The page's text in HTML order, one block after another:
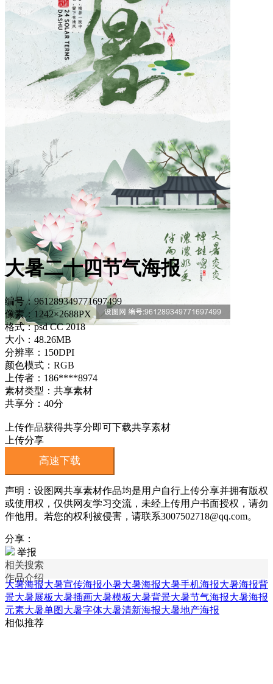
大暑二十四节气海报
编号：961289349771697499
像素：1242×2688PX
格式：psd CC 2018
大小：48.26MB
分辨率：150DPI
颜色模式：RGB
上传者：186****8974
素材类型：共享素材
共享分：40分
上传作品获得共享分即可下载共享素材
上传分享
高速下载
声明：设图网共享素材作品均是用户自行上传分享并拥有版权
或使用权，仅供网友学习交流，未经上传用户书面授权，请勿
作他用。若您的权利被侵害，请联系3007502718@qq.com。
分享：
举报
相关搜索
作品介绍
大暑海报大暑宣传海报小暑大暑海报大暑手机海报大暑海报背
景大暑展板大暑插画大暑模板大暑背景大暑节气海报大暑海报
元素大暑单图大暑字体大暑清新海报大暑地产海报
相似推荐